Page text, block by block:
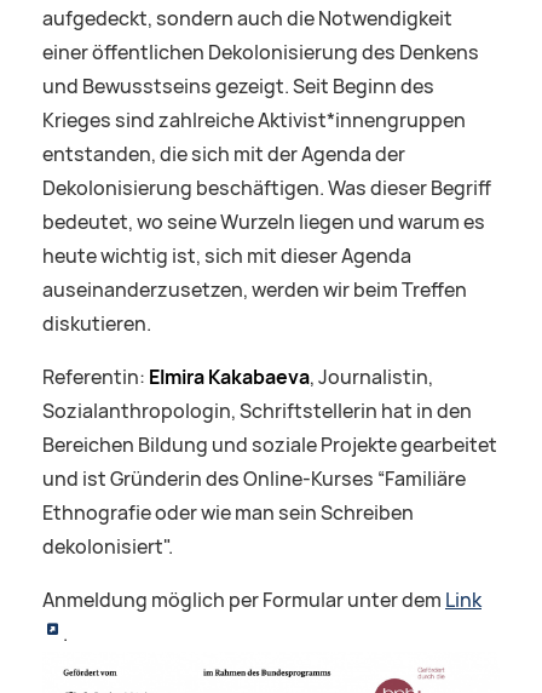
aufgedeckt, sondern auch die Notwendigkeit
einer öffentlichen Dekolonisierung des Denkens
und Bewusstseins gezeigt. Seit Beginn des
Krieges sind zahlreiche Aktivist*innengruppen
entstanden, die sich mit der Agenda der
Dekolonisierung beschäftigen. Was dieser Begriff
bedeutet, wo seine Wurzeln liegen und warum es
heute wichtig ist, sich mit dieser Agenda
auseinanderzusetzen, werden wir beim Treffen
diskutieren.
Referentin: Elmira Kakabaeva, Journalistin,
Sozialanthropologin, Schriftstellerin hat in den
Bereichen Bildung und soziale Projekte gearbeitet
und ist Gründerin des Online-Kurses “Familiäre
Ethnografie oder wie man sein Schreiben
dekolonisiert".
Anmeldung möglich per Formular unter dem Link
.